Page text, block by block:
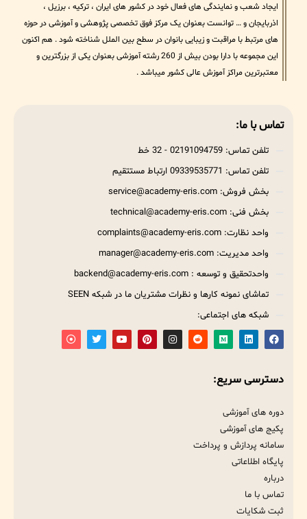
ایجاد شعب و نمایندگی های فعال خود در کشور های ایران ، ترکیه ، برزیل ،
اذربایجان و … توانست بعنوان یک مرکز فوق تخصصی پژوهشی و آموزشی در حوزه
های مرتبط با مراقبت و زیبایی بانوان در سطح بین الملل شناخته شود . هم اکنون
این مجموعه با دارا بودن بیش از 260 رشته آموزشی بعنوان یکی از بزرگترین و
معتبرترین مراکز آموزش عالی کشور میباشد .
تماس با ما:
تلفن تماس: 02191094759 - 32 خط
تلفن تماس: 09339535771 ارتباط مستتقیم
بخش فروش: service@academy-eris.com
بخش فنی: technical@academy-eris.com
واحد نظارت: complaints@academy-eris.com
واحد مدیریت: manager@academy-eris.com
واحدتحقیق و توسعه : backend@academy-eris.com
تماشای نمونه کارها و نظرات مشتریان ما در شبکه SEEN
شبکه های اجتماعی:
دسترسی سریع:
دوره های آموزشی
پکیج های آموزشی
سامانه پردازش و پرداخت
پایگاه اطلاعاتی
درباره
تماس با ما
ثبت شکایات